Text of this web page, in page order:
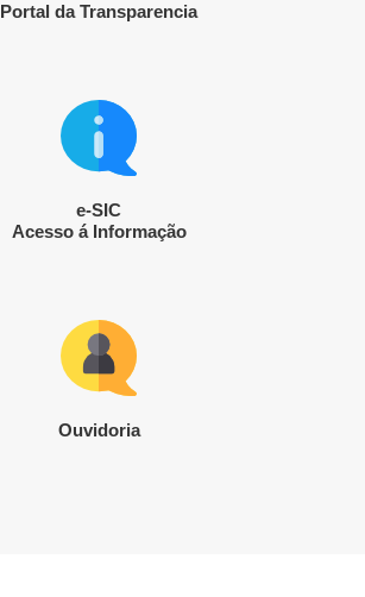
Portal da Transparencia
e-SIC
Acesso á Informação
Ouvidoria